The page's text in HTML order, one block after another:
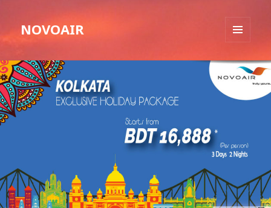
NOVOAIR
WIDGETS